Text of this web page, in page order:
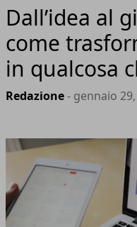
Dall’idea al
come
in qualcosa
Redazione- gennaio